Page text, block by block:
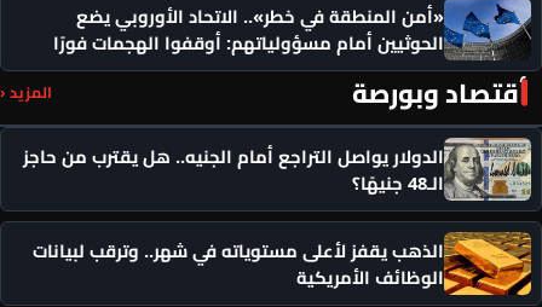
«أمن المنطقة في خطر».. الاتحاد الأوروبي يضع
الحوثيين أمام مسؤولياتهم: أوقفوا الهجمات فورًا
أقتصاد وبورصة المزيد ‹
الدولار يواصل التراجع أمام الجنيه.. هل يقترب من حاجز
الـ48 جنيهًا؟
الذهب يقفز لأعلى مستوياته في شهر.. وترقب لبيانات
الوظائف الأمريكية